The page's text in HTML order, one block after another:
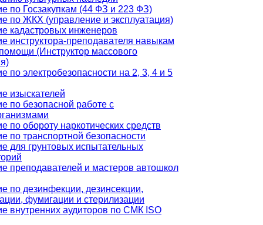
по Госзакупкам (44 ФЗ и 223 ФЗ)
по ЖКХ (управление и эксплуатация)
кадастровых инженеров
инструктора-преподавателя навыкам
(Инструктор массового
по электробезопасности на 2, 3, 4 и 5
изыскателей
по безопасной работе с
по обороту наркотических средств
по транспортной безопасности
для грунтовых испытательных
преподавателей и мастеров автошкол
по дезинфекции, дезинсекции,
фумигации и стерилизации
внутренних аудиторов по СМК ISO